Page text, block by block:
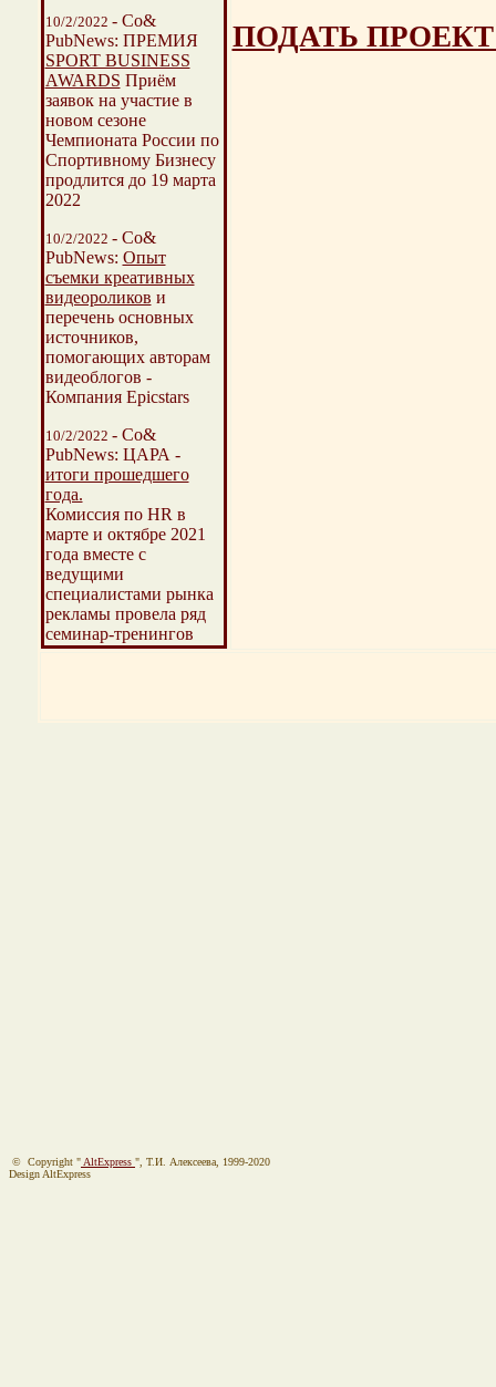
10/2/2022 - Со&
PubNews: ПРЕМИЯ
SPORT BUSINESS
AWARDS Приём
заявок на участие в
новом сезоне
Чемпионата России по
Спортивному Бизнесу
продлится до 19 марта
2022
10/2/2022 - Со&
PubNews: Опыт
съемки креативных
видеороликов и
перечень основных
источников,
помогающих авторам
видеоблогов -
Компания Epicstars
10/2/2022 - Со&
PubNews: ЦАРА -
итоги прошедшего
года.
Комиссия по HR в
марте и октябре 2021
года вместе с
ведущими
специалистами рынка
рекламы провела ряд
семинар-тренингов
ПОДАТЬ
© Copyright " AltExpress ", Т.И. Алекcеева, 1999-2020
Design AltExpress